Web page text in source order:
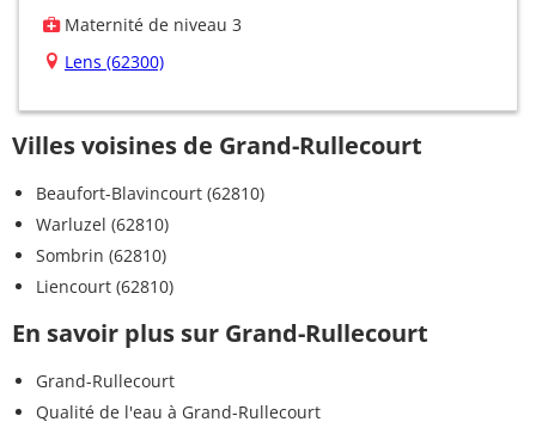
Maternité de niveau 3
Lens (62300)
Villes voisines de Grand-Rullecourt
Beaufort-Blavincourt (62810)
Warluzel (62810)
Sombrin (62810)
Liencourt (62810)
En savoir plus sur Grand-Rullecourt
Grand-Rullecourt
Qualité de l'eau à Grand-Rullecourt